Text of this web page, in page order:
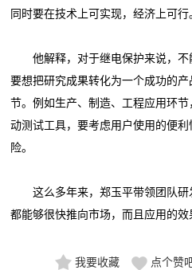
同时要在技术上可实现，经济上可行
他解释，对于继电保护来说，不
要想把研究成果转化为一个成功的
节。例如生产、制造、工程应用环
动测试工具，要考虑用户使用的便
险。
这么多年来，郑玉平带领团队研
都能够很快推向市场，而且应用的效
我要收藏 点个赞